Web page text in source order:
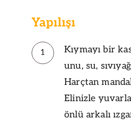
Yapılışı
1
Kıymayı bir
unu, su,
Harçtan
Elinizle
önlü arkalı